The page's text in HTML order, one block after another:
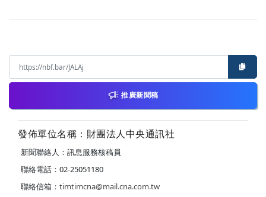
推廣新聞稿
發佈單位名稱：財團法人中央通訊社
新聞聯絡人：訊息服務核稿員
聯絡電話：02-25051180
聯絡信箱： timtimcna@mail.cna.com.tw